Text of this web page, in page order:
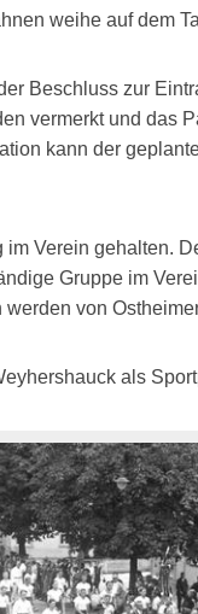
weihe auf dem
Beschluss zur
vermerkt und das
kann der
Verein gehalten.
Gruppe im
von
als